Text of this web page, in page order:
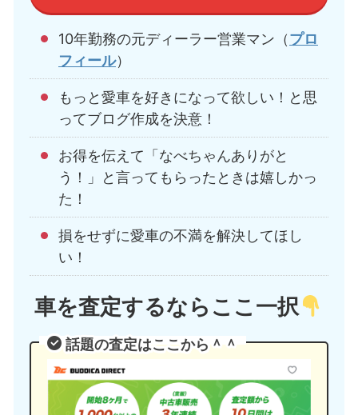
10年勤務の元ディーラー営業マン（プロ
フィール）
もっと愛車を好きになって欲しい！と思
ってブログ作成を決意！
お得を伝えて「なべちゃんありがと
う！」と言ってもらったときは嬉しかっ
た！
損をせずに愛車の不満を解決してほし
い！
車を査定するならここ一択
話題の査定はここから＾＾